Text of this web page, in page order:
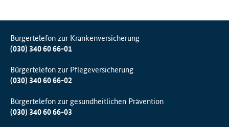
Bürgertelefon zur Krankenversicherung
(030) 340 60 66-01
Bürgertelefon zur Pflegeversicherung
(030) 340 60 66-02
Bürgertelefon zur gesundheitlichen Prävention
(030) 340 60 66-03